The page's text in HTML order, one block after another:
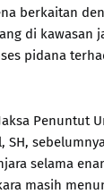
berkaitan
di kawasan
pidana
Penuntut
SH,
selama
masih